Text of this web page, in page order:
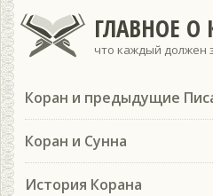
ГЛАВНОЕ О
что каждый должен
Коран и предыдущие
Коран и Сунна
История Корана